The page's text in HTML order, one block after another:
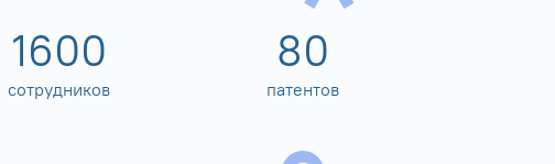
1600
сотрудников
80
патентов